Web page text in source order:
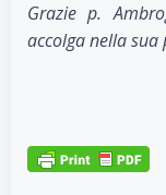
Grazie p.
accolga nella sua